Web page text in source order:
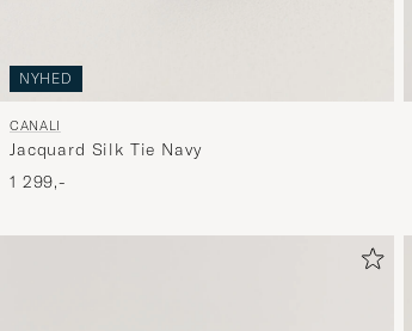
NYHED
CANALI
Jacquard Silk Tie Navy
1 299,-